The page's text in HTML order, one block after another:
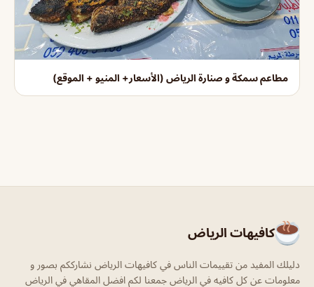
مطاعم سمكة و صنارة الرياض (الأسعار+ المنيو + الموقع)
كافيهات الرياض
دليلك المفيد من تقييمات الناس في كافيهات الرياض نشارككم بصور و
معلومات عن كل كافيه في الرياض جمعنا لكم افضل المقاهي في الرياض